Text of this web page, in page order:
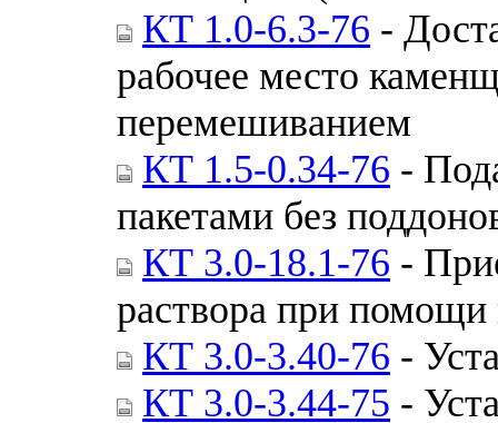
КТ 1.0-6.3-76 -
рабочее место
перемешиванием
КТ 1.5-0.34-76 -
пакетами без
КТ 3.0-18.1-76 -
раствора при помощи
КТ 3.0-3.40-76 -
КТ 3.0-3.44-75 -